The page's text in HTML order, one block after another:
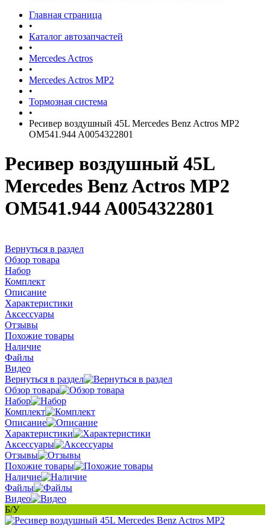
Главная страница
•
Каталог автозапчастей
•
Mercedes Actros
•
Mercedes Actros MP2
•
Тормозная система
•
Ресивер воздушный 45L Mercedes Benz Actros MP2
OM541.944 A0054322801
Ресивер воздушный 45L
Mercedes Benz Actros MP2
OM541.944 A0054322801
Вернуться в раздел
Обзор товара
Набор
Комплект
Описание
Характеристики
Аксессуары
Отзывы
Похожие товары
Наличие
Файлы
Видео
Вернуться в раздел
Обзор товара
Набор
Комплект
Описание
Характеристики
Аксессуары
Отзывы
Похожие товары
Наличие
Файлы
Видео
Б/У